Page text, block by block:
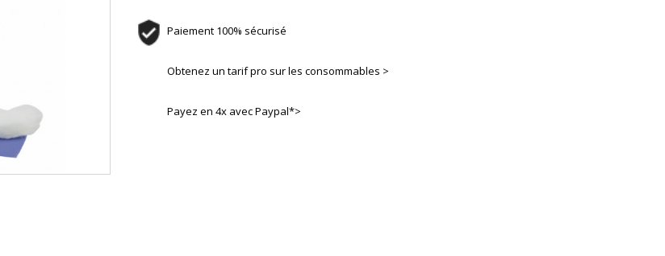
Paiement 100% sécurisé
Obtenez un tarif pro sur les consommables >
Payez en 4x avec Paypal*>